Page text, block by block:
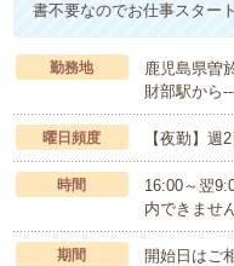
書不要なのでお仕事スター
勤務地
鹿児島県曽
財部駅から
曜日頻度 【夜勤】週
時間
16:00～翌
内できませ
期間 開始日はご